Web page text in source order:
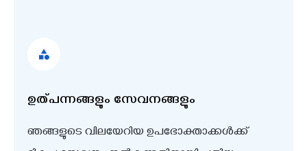
ഉത്പന്നങ്ങളും സേവനങ്ങളും
ഞങ്ങളുടെ വിലയേറിയ ഉപഭോക്താക്കൾക്ക്